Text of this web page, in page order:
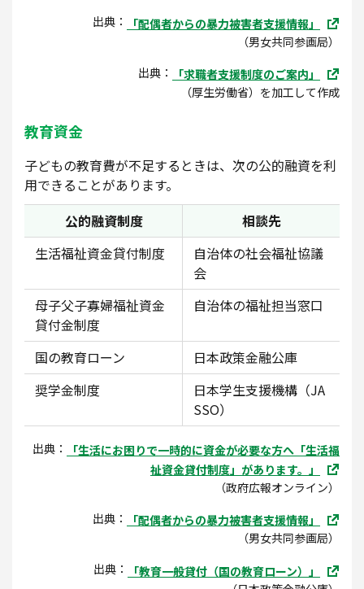
出典：
「配偶者からの暴力被害者支援情報」
（男女共同参画局）
出典：
「求職者支援制度のご案内」
（厚生労働省）を加工して作成
教育資金
子どもの教育費が不足するときは、次の公的融資を利
用できることがあります。
公的融資制度
相談先
生活福祉資金貸付制度
自治体の社会福祉協議
会
母子父子寡婦福祉資金
貸付金制度
自治体の福祉担当窓口
国の教育ローン
日本政策金融公庫
奨学金制度
日本学生支援機構（JA
SSO）
出典：
「生活にお困りで一時的に資金が必要な方へ「生活福
祉資金貸付制度」があります。」
（政府広報オンライン）
出典：
「配偶者からの暴力被害者支援情報」
（男女共同参画局）
出典：
「教育一般貸付（国の教育ローン）」